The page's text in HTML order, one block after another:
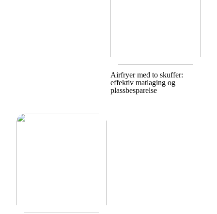
Airfryer med to skuffer:
effektiv matlaging og
plassbesparelse